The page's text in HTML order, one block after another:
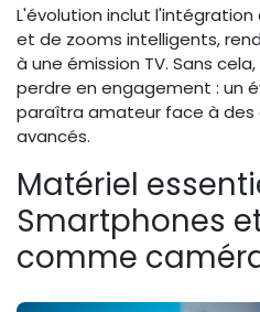
L'évolution inclut
et de zooms intelligents,
à une émission TV. Sans
perdre en engagement : un
paraîtra amateur face à des
avancés.
Matériel
Smartphones
comme